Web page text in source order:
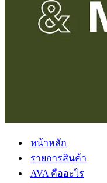
หน้าหลัก
รายการสินค้า
AVA คืออะไร